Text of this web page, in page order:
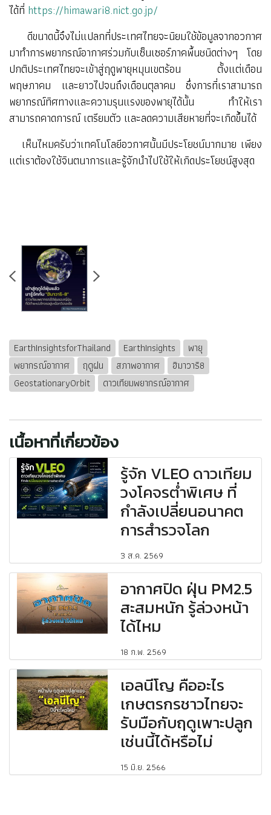
ได้ที่ https://himawari8.nict.go.jp/
ดีขนาดนี้จึงไม่แปลกที่ประเทศไทยจะนิยมใช้ข้อมูลจากอวกาศ
มาทำการพยากรณ์อากาศร่วมกับเซ็นเซอร์ภาคพื้นชนิดต่างๆ โดย
ปกติประเทศไทยจะเข้าสู่ฤดูพายุหมุนเขตร้อน ตั้งแต่เดือน
พฤษภาคม และยาวไปจนถึงเดือนตุลาคม ซึ่งการที่เราสามารถ
พยากรณ์ทิศทางและความรุนแรงของพายุได้นั้น ทำให้เรา
สามารถคาดการณ์ เตรียมตัว และลดความเสียหายที่จะเกิดขึ้นได้
เห็นไหมครับว่าเทคโนโลยีอวกาศนั้นมีประโยชน์มากมาย เพียง
แต่เราต้องใช้จินตนาการและรู้จักนำไปใช้ให้เกิดประโยชน์สูงสุด
EarthInsightsforThailand EarthInsights
พายุ
พยากรณ์อากาศ
ฤดูฝน สภาพอากาศ
ฮิมาวาริ8
GeostationaryOrbit
ดาวเทียมพยากรณ์อากาศ
เนื้อหาที่เกี่ยวข้อง
รู้จัก VLEO ดาวเทียม
วงโคจรต่ำพิเศษ ที่
กำลังเปลี่ยนอนาคต
การสำรวจโลก
3 ส.ค. 2569
อากาศปิด ฝุ่น PM2.5
สะสมหนัก รู้ล่วงหน้า
ได้ไหม
18 ก.พ. 2569
เอลนีโญ คืออะไร
เกษตรกรชาวไทยจะ
รับมือกับฤดูเพาะปลูก
เช่นนี้ได้หรือไม่
15 มิ.ย. 2566